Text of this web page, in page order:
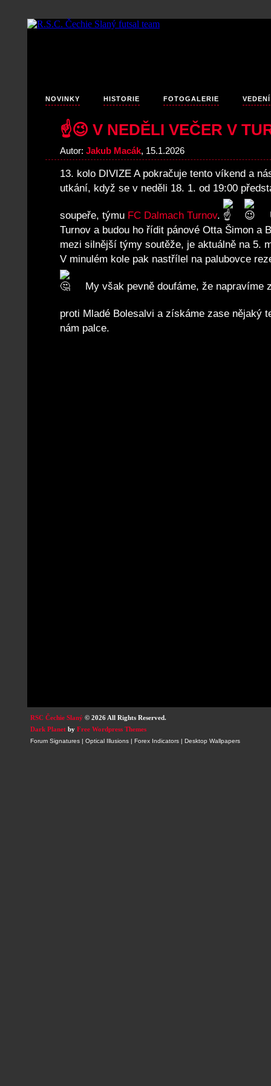
NOVINKY HISTORIE FOTOGALERIE VEDENÍ
☝️😉 V NEDĚLI VEČER V
Autor: Jakub Macák, 15.1.2026
13. kolo DIVIZE A pokračuje tento víkend a
utkání, když se v neděli 18. 1. od 19:00
soupeře, týmu FC Dalmach Turnov.
Turnov a budou ho řídit pánové Otta Šimon a
mezi silnější týmy soutěže, je aktuálně na 5.
V minulém kole pak nastřílel na palubovce
My však pevně doufáme, že napravíme
proti Mladé Bolesalvi a získáme zase nějaký
nám palce.
RSC Čechie Slaný © 2026 All Rights Reserved.
Dark Planet by Free Wordpress Themes
Forum Signatures | Optical Illusions | Forex Indicators | Desktop Wallpapers